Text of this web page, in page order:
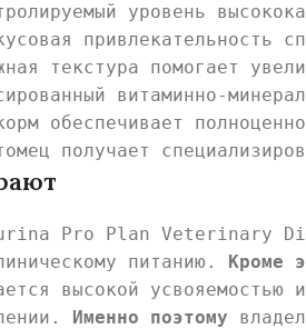
уровень
привлекательность
текстура помогает
витаминно-
обеспечивает
получает
Pro Plan Veterinary
питанию. Кроме
высокой усвояемостью
Именно поэтому